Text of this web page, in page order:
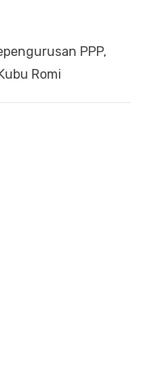
PPP,
Romi